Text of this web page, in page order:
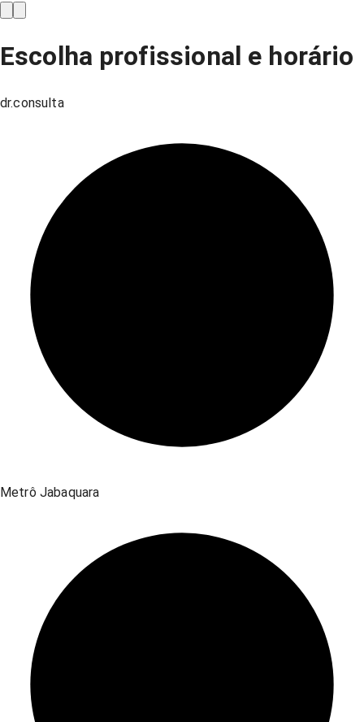
Escolha profissional e horário
dr.consulta
Metrô Jabaquara